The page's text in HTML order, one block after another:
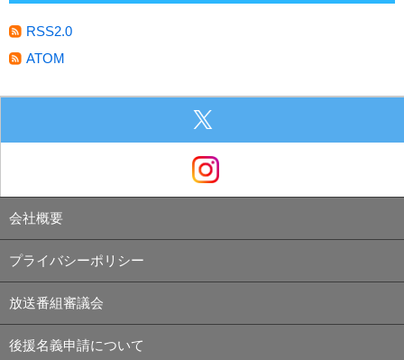
RSS2.0
ATOM
会社概要
プライバシーポリシー
放送番組審議会
後援名義申請について